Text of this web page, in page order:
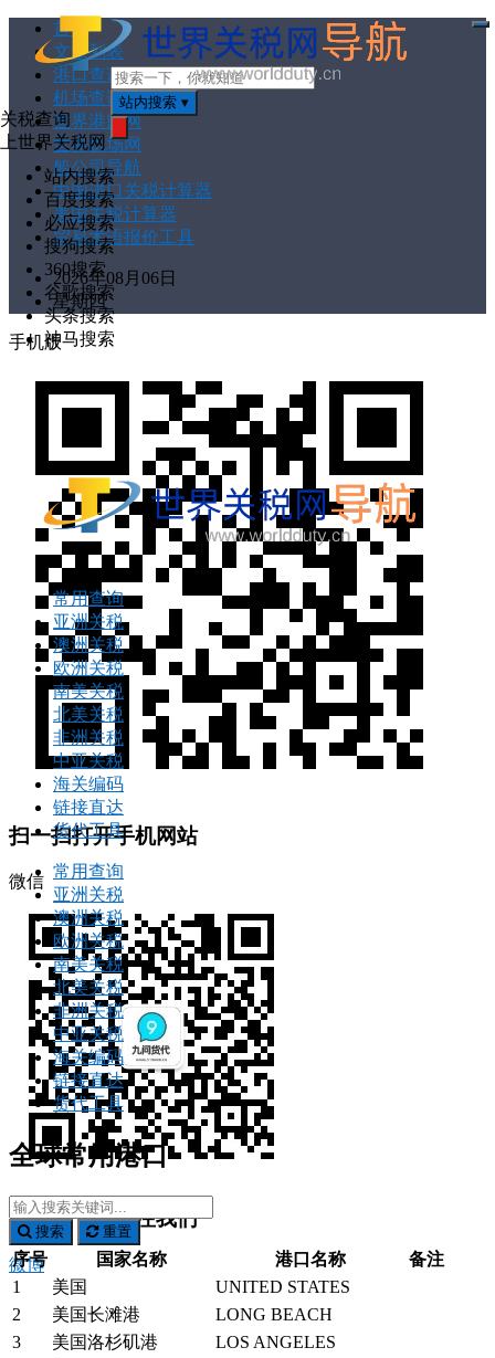
首页
文章列表
港口查询
机场查询
世界港口网
世界机场网
船公司导航
中国进口关税计算器
美国关税计算器
贸易术语报价工具
2026年08月06日
星期四
关税查询
上世界关税网
站内搜索 ▾
站内搜索
百度搜索
必应搜索
搜狗搜索
360搜索
谷歌搜索
头条搜索
神马搜索
搜
索
手机版
扫一扫打开手机网站
微信
微信扫一扫关注我们
微博
打
常用查询
亚洲关税
澳洲关税
欧洲关税
南美关税
北美关税
非洲关税
中亚关税
海关编码
链接直达
货代工具
常用查询
亚洲关税
澳洲关税
欧洲关税
南美关税
北美关税
非洲关税
中亚关税
海关编码
链接直达
货代工具
全球常用港口
搜索 重置
序号 国家名称 港口名称
备注
1
美国
UNITED STATES
2
美国长滩港
LONG BEACH
3
美国洛杉矶港
LOS ANGELES